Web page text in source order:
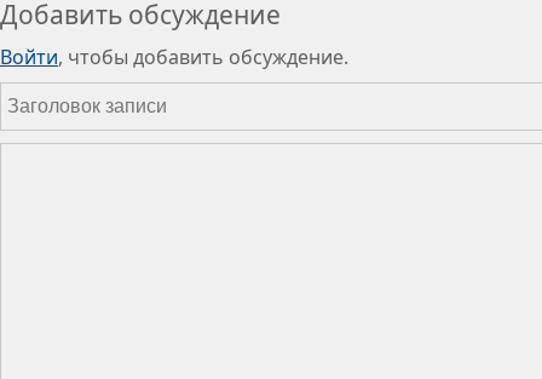
Добавить обсуждение
Войти, чтобы добавить обсуждение.